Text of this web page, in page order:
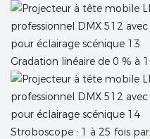
Gradation linéaire de 0 % à
Stroboscope : 1 à 25 fois